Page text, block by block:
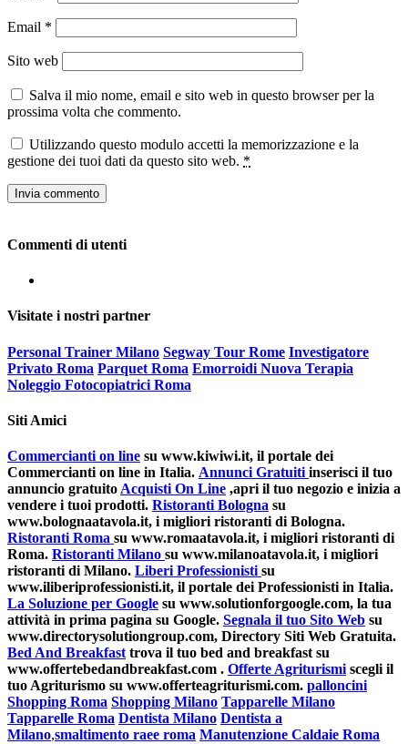
Email *
Sito web
Salva il mio nome, email e sito web in questo browser per la
prossima volta che commento.
Utilizzando questo modulo accetti la memorizzazione e la
gestione dei tuoi dati da questo sito web. *
Commenti di utenti
Visitate i nostri partner
Personal Trainer Milano Segway Tour Rome Investigatore
Privato Roma Parquet Roma Emorroidi Nuova Terapia
Noleggio Fotocopiatrici Roma
Siti Amici
Commercianti on line su www.kiwiwi.it, il portale dei
Commercianti on line in Italia. Annunci Gratuiti inserisci il tuo
annuncio gratuito Acquisti On Line ,apri il tuo negozio e inizia a
vendere i tuoi prodotti. Ristoranti Bologna su
www.bolognaatavola.it, i migliori ristoranti di Bologna.
Ristoranti Roma su www.romaatavola.it, i migliori ristoranti di
Roma. Ristoranti Milano su www.milanoatavola.it, i migliori
ristoranti di Milano. Liberi Professionisti su
www.iliberiprofessionisti.it, il portale dei Professionisti in Italia.
La Soluzione per Google su www.solutionforgoogle.com, la tua
attività in prima pagina su Google. Segnala il tuo Sito Web su
www.directorysolutiongroup.com, Directory Siti Web Gratuita.
Bed And Breakfast trova il tuo bed and breakfast su
www.offertebedandbreakfast.com . Offerte Agriturismi scegli il
tuo Agriturismo su www.offerteagriturismi.com. palloncini
Shopping Roma Shopping Milano Tapparelle Milano
Tapparelle Roma Dentista Milano Dentista a
Milano,smaltimento raee roma Manutenzione Caldaie Roma